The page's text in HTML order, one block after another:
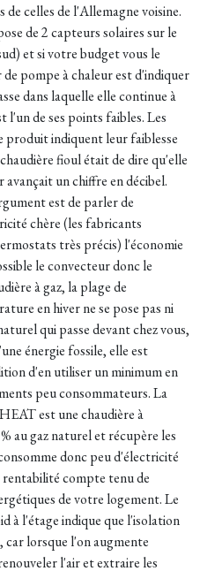
celles de l'Allemagne voisine.
de 2 capteurs solaires sur le
et si votre budget vous le
pompe à chaleur est d'indiquer
dans laquelle elle continue à
l'un de ses points faibles. Les
produit indiquent leur faiblesse
fioul était de dire qu'elle
un chiffre en décibel.
est de parler de
chère (les fabricants
très précis) l'économie
le convecteur donc le
à gaz, la plage de
en hiver ne se pose pas ni
qui passe devant chez vous,
énergie fossile, elle est
d'en utiliser un minimum en
peu consommateurs. La
est une chaudière à
au gaz naturel et récupère les
donc peu d'électricité
compte tenu de
de votre logement. Le
à l'étage indique que l'isolation
car lorsque l'on augmente
l'air et extraire les